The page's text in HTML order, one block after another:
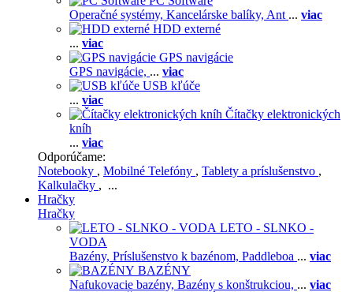
Operačné systémy, Kancelárske balíky, Ant ... viac
HDD externé
... viac
GPS navigácie
GPS navigácie, ... viac
USB kľúče
... viac
Čítačky elektronických
kníh
... viac
Odporúčame:
Notebooky , Mobilné Telefóny , Tablety a príslušenstvo ,
Kalkulačky , ...
Hračky
Hračky
LETO - SLNKO -
VODA
Bazény, Príslušenstvo k bazénom, Paddleboa ... viac
BAZÉNY
Nafukovacie bazény, Bazény s konštrukciou, ... viac